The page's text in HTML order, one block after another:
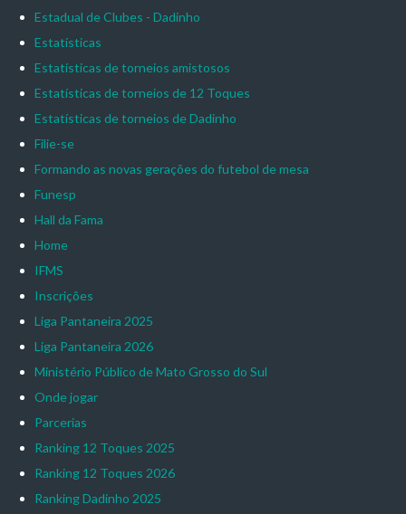
Estadual de Clubes - Dadinho
Estatísticas
Estatísticas de torneios amistosos
Estatísticas de torneios de 12 Toques
Estatísticas de torneios de Dadinho
Filie-se
Formando as novas gerações do futebol de mesa
Funesp
Hall da Fama
Home
IFMS
Inscrições
Liga Pantaneira 2025
Liga Pantaneira 2026
Ministério Público de Mato Grosso do Sul
Onde jogar
Parcerias
Ranking 12 Toques 2025
Ranking 12 Toques 2026
Ranking Dadinho 2025